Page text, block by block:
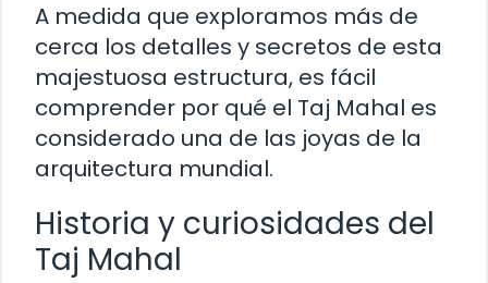
A medida que exploramos más de
cerca los detalles y secretos de esta
majestuosa estructura, es fácil
comprender por qué el Taj Mahal es
considerado una de las joyas de la
arquitectura mundial.
Historia y curiosidades del
Taj Mahal